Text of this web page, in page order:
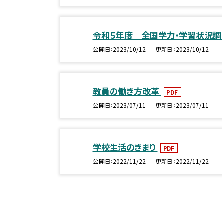
令和５年度 全国学力・学習状況
公開日 2023/10/12 更新日 2023/10/12
教員の働き方改革
PDF
公開日 2023/07/11 更新日 2023/07/11
学校生活のきまり
PDF
公開日 2022/11/22 更新日 2022/11/22